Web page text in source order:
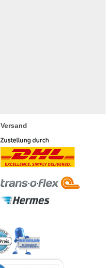
Versand